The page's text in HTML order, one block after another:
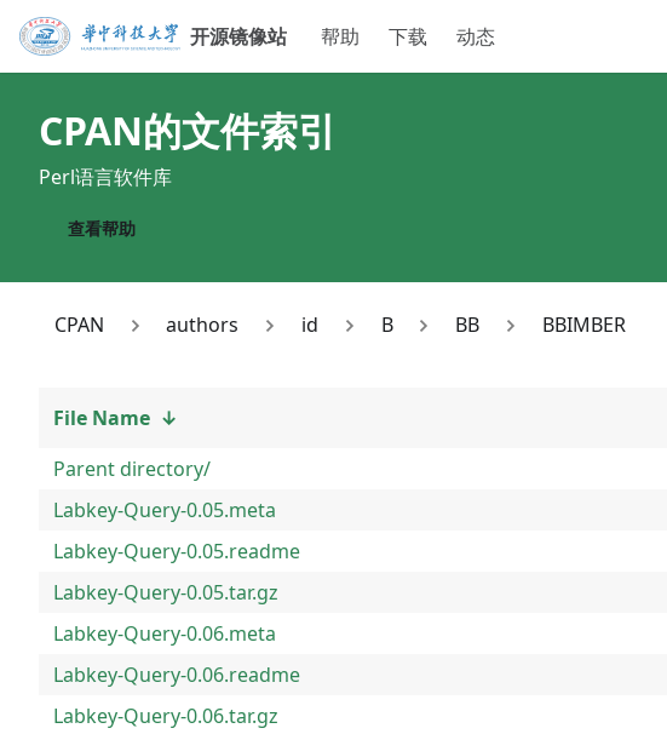
开源镜像站 帮助 下载 动态
CPAN的文件索引
Perl语言软件库
查看帮助
CPAN authors id B BB BBIMBER
File Name ↓
Parent directory/
Labkey-Query-0.05.meta
Labkey-Query-0.05.readme
Labkey-Query-0.05.tar.gz
Labkey-Query-0.06.meta
Labkey-Query-0.06.readme
Labkey-Query-0.06.tar.gz